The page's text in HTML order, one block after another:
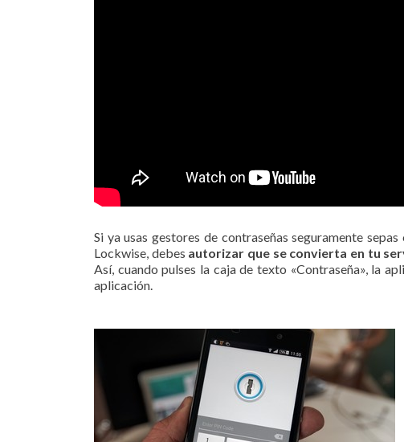
Si ya usas gestores de contraseñas seguramente
Lockwise, debes autorizar que se convierta en tu
Así, cuando pulses la caja de texto «Contraseña», la
aplicación.